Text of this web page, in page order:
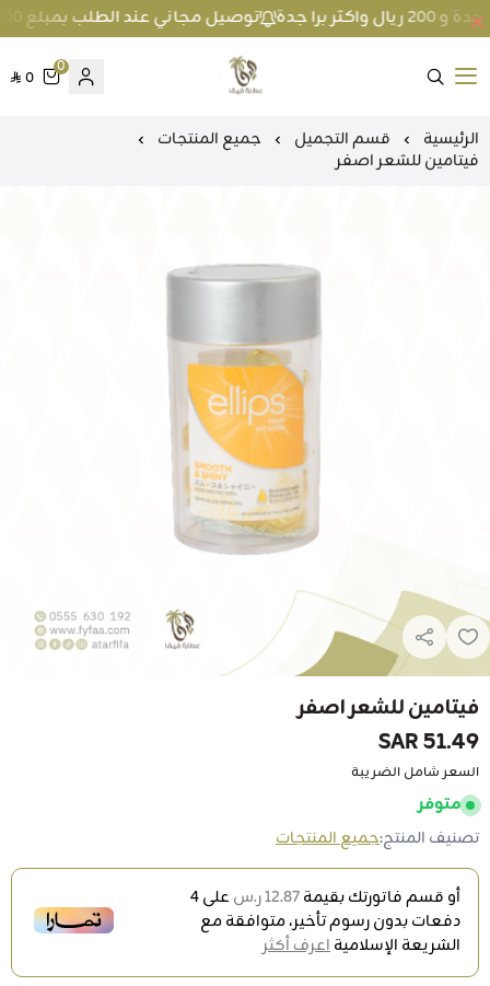
توصيل مجاني عند الطلب بمبلغ 100 ريال واكثر داخل جدة و 200 ريال واكثر برا جدة
متجر عطارة فيفا
0
0
الرئيسية قسم التجميل
جميع المنتجات
فيتامين للشعر اصفر
فيتامين للشعر اصفر
51.49 SAR
السعر شامل الضريبة
متوفر
تصنيف المنتج:جميع المنتجات
أو قسم فاتورتك بقيمة12.87 ر.س على4
دفعات بدون رسوم تأخير، متوافقة مع
الشريعة الإسلاميةاعرف أكثر